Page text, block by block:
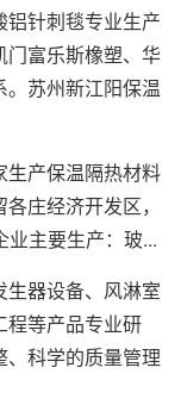
针刺毯专业生产
门富乐斯橡塑、华
苏州新江阳保温
产保温隔热材料
庄经济开发区，
业主要生产：玻...
器设备、风淋室
程等产品专业研
科学的质量管理